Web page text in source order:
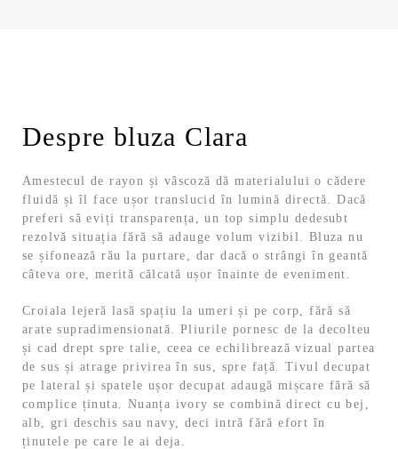
Despre bluza Clara
Amestecul de rayon și vâscoză dă materialului o cădere
fluidă și îl face ușor translucid în lumină directă. Dacă
preferi să eviți transparența, un top simplu dedesubt
rezolvă situația fără să adauge volum vizibil. Bluza nu
se șifonează rău la purtare, dar dacă o strângi în geantă
câteva ore, merită călcată ușor înainte de eveniment.
Croiala lejeră lasă spațiu la umeri și pe corp, fără să
arate supradimensionată. Pliurile pornesc de la decolteu
și cad drept spre talie, ceea ce echilibrează vizual partea
de sus și atrage privirea în sus, spre față. Tivul decupat
pe lateral și spatele ușor decupat adaugă mișcare fără să
complice ținuta. Nuanța ivory se combină direct cu bej,
alb, gri deschis sau navy, deci intră fără efort în
ținutele pe care le ai deja.